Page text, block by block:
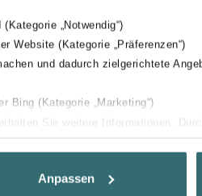
„Notwendig“)
Website (Kategorie „Präferenzen“)
und dadurch zielgerichtete
Bing (Kategorie „Marketing“)
Sie weitere Informationen.
Nutzererfahrung zu ermöglichen
Alle Einwilligungen können Sie
Anpassen